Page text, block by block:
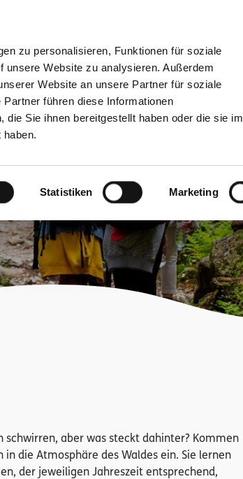
zu personalisieren, Funktionen für soziale
unsere Website zu analysieren. Außerdem
Website an unsere Partner für soziale
führen diese Informationen
Sie ihnen bereitgestellt haben oder die sie im
Statistiken Marketing
&
Lernen &
Mitgestalten
schwirren, aber was steckt dahinter? Kommen
die Atmosphäre des Waldes ein. Sie lernen
der jeweiligen Jahreszeit entsprechend,